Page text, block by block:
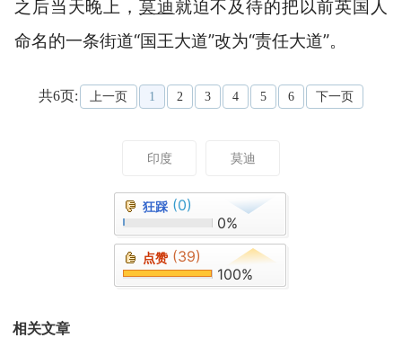
之后当天晚上， 莫迪就迫不及待的把以前英国人
命名的一条街道“国王大道”改为“责任大道”。
共6页: 上一页 1 2 3 4 5 6 下一页
印度 莫迪
狂踩 (0)
0%
点赞 (39)
100%
相关文章